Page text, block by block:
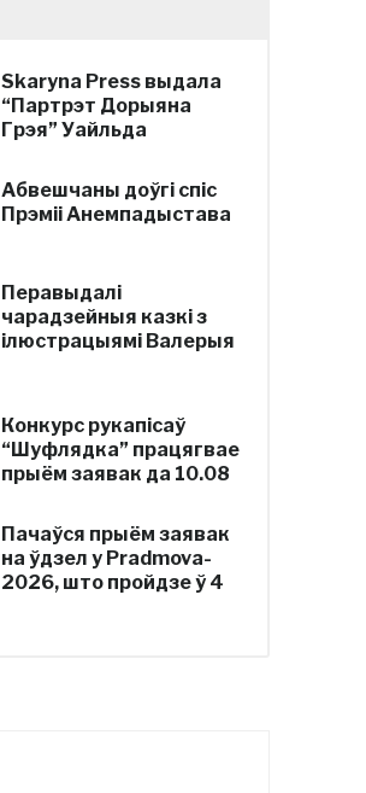
Skaryna Press выдала
“Партрэт Дорыяна
Грэя” Уайльда
Абвешчаны доўгі спіс
Прэміі Анемпадыстава
Перавыдалі
чарадзейныя казкі з
ілюстрацыямі Валерыя
Конкурс рукапісаў
“Шуфлядка” працягвае
прыём заявак да 10.08
Пачаўся прыём заявак
на ўдзел у Pradmova-
2026, што пройдзе ў 4